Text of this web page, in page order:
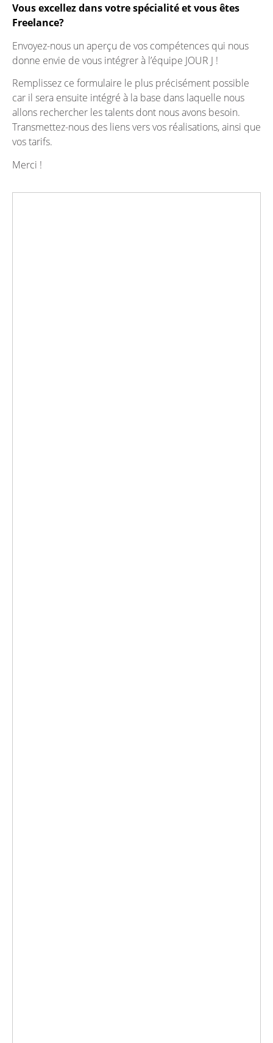
Vous excellez dans votre spécialité et vous êtes
Freelance?
Envoyez-nous un aperçu de vos compétences qui nous
donne envie de vous intégrer à l’équipe JOUR J !
Remplissez ce formulaire le plus précisément possible
car il sera ensuite intégré à la base dans laquelle nous
allons rechercher les talents dont nous avons besoin.
Transmettez-nous des liens vers vos réalisations, ainsi que
vos tarifs.
Merci !